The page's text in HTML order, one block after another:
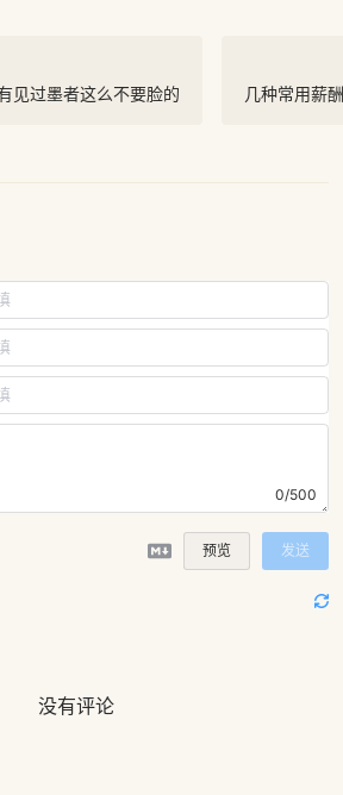
见过墨者这么不要脸的 几种常用薪
0/500
预览 发送
没有评论